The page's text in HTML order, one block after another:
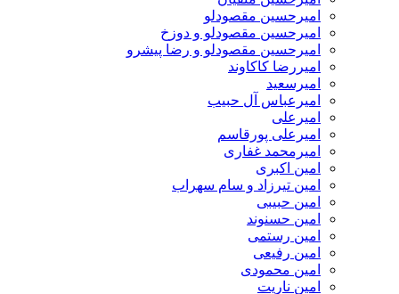
امیرحسین مقصودلو
امیرحسین مقصودلو و دوزخ
امیرحسین مقصودلو و رضا پیشرو
امیررضا کاکاوند
امیرسعید
امیرعباس آل حبیب
امیرعلی
امیرعلی پورقاسم
امیرمحمد غفاری
امین اکبری
امین تیرزاد و سام سهراب
امین حبیبی
امین حسنوند
امین رستمی
امین رفیعی
امین محمودی
امین ناریت